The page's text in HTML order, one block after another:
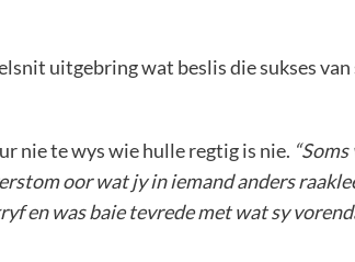
uitgebring wat beslis die sukses
nie te wys wie hulle regtig is nie. “Soms
oor wat jy in iemand anders
en was baie tevrede met wat sy